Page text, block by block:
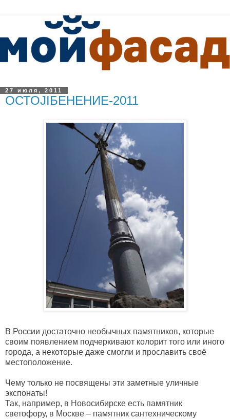
27 июля, 2011
ОСТОJIБЕНЕНИЕ-2011
В России достаточно необычных памятников, которые
своим появлением подчеркивают колорит того или иного
города, а некоторые даже смогли и прославить своё
местоположение.
Чему только не посвящены эти заметные уличные
экспонаты!
Так, например, в Новосибирске есть памятник
светофору, в Москве – памятник сантехническому